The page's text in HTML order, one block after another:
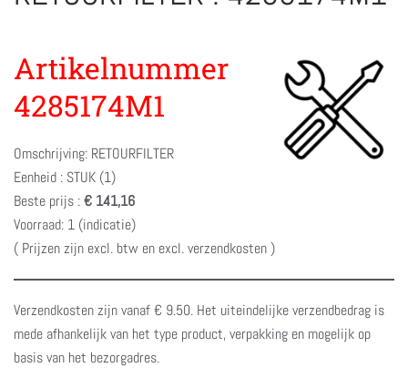
Artikelnummer
4285174M1
Omschrijving: RETOURFILTER
Eenheid : STUK (1)
Beste prijs :€ 141,16
Voorraad: 1 (indicatie)
( Prijzen zijn excl. btw en excl. verzendkosten )
Verzendkosten zijn vanaf € 9.50. Het uiteindelijke verzendbedrag is
mede afhankelijk van het type product, verpakking en mogelijk op
basis van het bezorgadres.